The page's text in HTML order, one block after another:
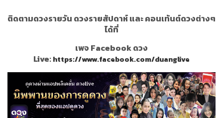
ติดตามดวงรายวัน ดวงรายสัปดาห์ และ คอนเท้นต์ดวงต่างๆ
ได้ที่
เพจ Facebook ดวง
Live:https://www.facebook.com/duanglive